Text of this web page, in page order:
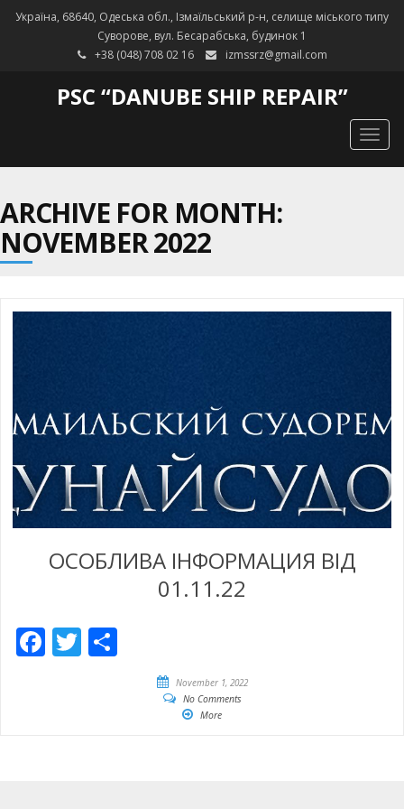
Україна, 68640, Одеська обл., Ізмаїльський р-н, селище міського типу
Суворове, вул. Бесарабська, будинок 1
+38 (048) 708 02 16
izmssrz@gmail.com
PSC “DANUBE SHIP REPAIR”
ARCHIVE FOR MONTH:
NOVEMBER 2022
ОСОБЛИВА ІНФОРМАЦИЯ ВІД
01.11.22
Facebook
Twitter
November 1, 2022
No Comments
More